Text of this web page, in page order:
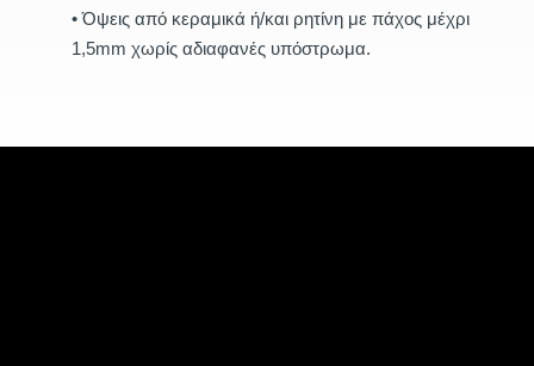
• Όψεις από κεραμικά ή/και ρητίνη με πάχος μέχρι
1,5mm χωρίς αδιαφανές υπόστρωμα.